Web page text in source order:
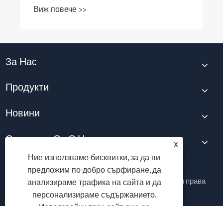
Виж повече >>
За Нас
Продукти
Новини
Свържете Се С Нас
Авторско право © 2026 Taili Electric Co., Ltd. Всички права
запазени.
X
Ние използваме бисквитки, за да ви
предложим по-добро сърфиране, да
анализираме трафика на сайта и да
персонализираме съдържанието.